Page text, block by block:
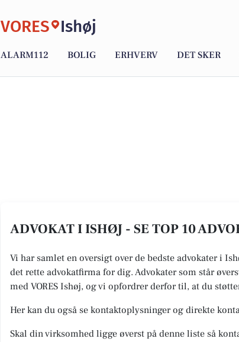
VORES Ishøj
ALARM112 BOLIG ERHVERV DET SKER
ADVOKAT I ISHØJ - SE TOP 10
Vi har samlet en oversigt over de bedste advokater i
det rette advokatfirma for dig. Advokater som står
med VORES Ishøj, og vi opfordrer derfor til, at du
Her kan du også se kontaktoplysninger og direkte
Skal din virksomhed ligge øverst på denne liste så